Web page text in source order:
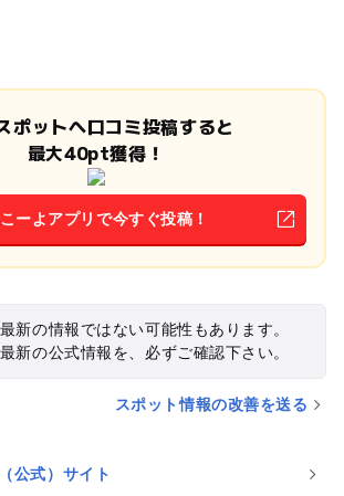
ポットへ口コミ投稿すると
最大40pt獲得！
ーよアプリで今すぐ投稿！
新の情報ではない可能性もあります。
新の公式情報を、必ずご確認下さい。
スポット情報の改善を送る
公式）サイト